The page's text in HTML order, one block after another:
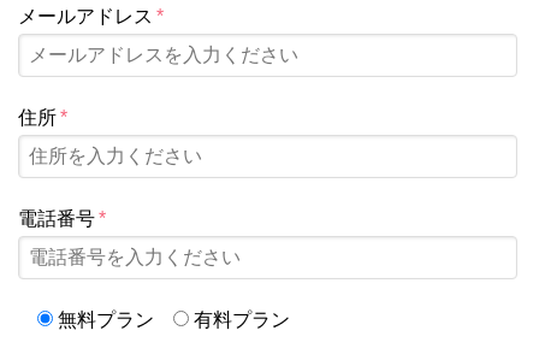
メールアドレス *
住所*
電話番号*
無料プラン 有料プラン